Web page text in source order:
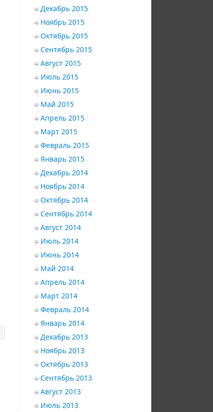
Декабрь 2015
Ноябрь 2015
Октябрь 2015
Сентябрь 2015
Август 2015
Июль 2015
Июнь 2015
Май 2015
Апрель 2015
Март 2015
Февраль 2015
Январь 2015
Декабрь 2014
Ноябрь 2014
Октябрь 2014
Сентябрь 2014
Август 2014
Июль 2014
Июнь 2014
Май 2014
Апрель 2014
Март 2014
Февраль 2014
Январь 2014
Декабрь 2013
Ноябрь 2013
Октябрь 2013
Сентябрь 2013
Август 2013
Июль 2013